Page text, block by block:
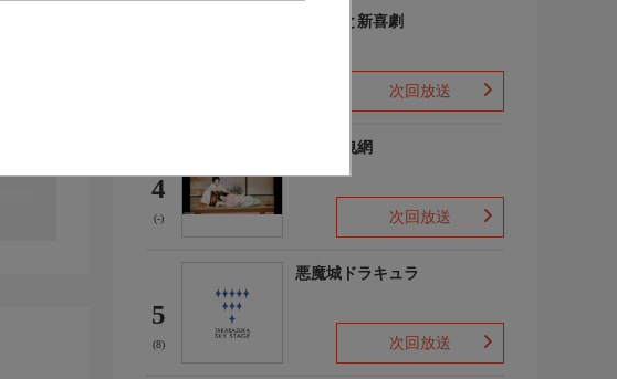
よしもと新喜劇
次回放送
4
(-)
鰯賣戀曳網
次回放送
5
(8)
悪魔城ドラキュラ
次回放送